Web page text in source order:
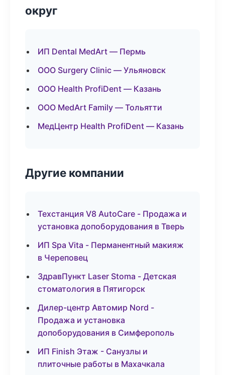
округ
ИП Dental MedArt — Пермь
ООО Surgery Clinic — Ульяновск
ООО Health ProfiDent — Казань
ООО MedArt Family — Тольятти
МедЦентр Health ProfiDent — Казань
Другие компании
Техстанция V8 AutoCare - Продажа и
установка допоборудования в Тверь
ИП Spa Vita - Перманентный макияж
в Череповец
ЗдравПункт Laser Stoma - Детская
стоматология в Пятигорск
Дилер-центр Автомир Nord -
Продажа и установка
допоборудования в Симферополь
ИП Finish Этаж - Санузлы и
плиточные работы в Махачкала